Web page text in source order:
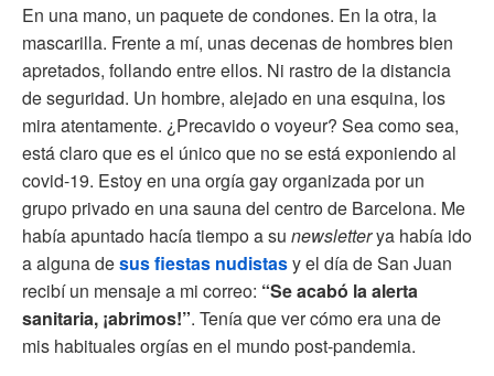
En una mano, un paquete de condones. En la otra, la
mascarilla. Frente a mí, unas decenas de hombres bien
apretados, follando entre ellos. Ni rastro de la distancia
de seguridad. Un hombre, alejado en una esquina, los
mira atentamente. ¿Precavido o voyeur? Sea como sea,
está claro que es el único que no se está exponiendo al
covid-19. Estoy en una orgía gay organizada por un
grupo privado en una sauna del centro de Barcelona. Me
había apuntado hacía tiempo a su newsletterya había ido
a alguna desus fiestas nudistasy el día de San Juan
recibí un mensaje a mi correo: “Se acabó la alerta
sanitaria, ¡abrimos!”. Tenía que ver cómo era una de
mis habituales orgías en el mundo post-pandemia.